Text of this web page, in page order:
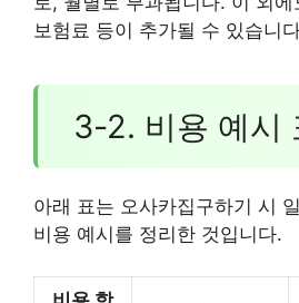
보험료 등이 추가될 수 있습니
3-2. 비용 예시
아래 표는 오사카집구하기 시
비용 예시를 정리한 것입니다.